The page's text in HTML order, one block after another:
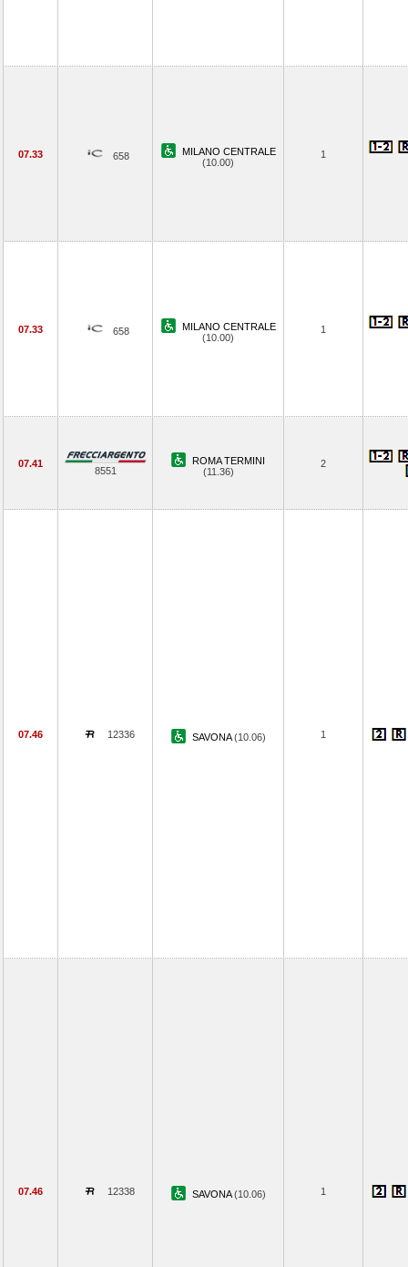
07.33 658
MILANO CENTRALE
(10.00)
1
07.33 658
MILANO CENTRALE
(10.00)
1
07.41
8551
ROMA TERMINI
(11.36)
2
07.46 12336 SAVONA(10.06) 1
07.46 12338 SAVONA(10.06) 1